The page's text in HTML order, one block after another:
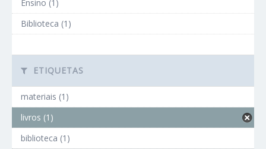
Ensino (1)
Biblioteca (1)
ETIQUETAS
materiais (1)
livros (1)
biblioteca (1)